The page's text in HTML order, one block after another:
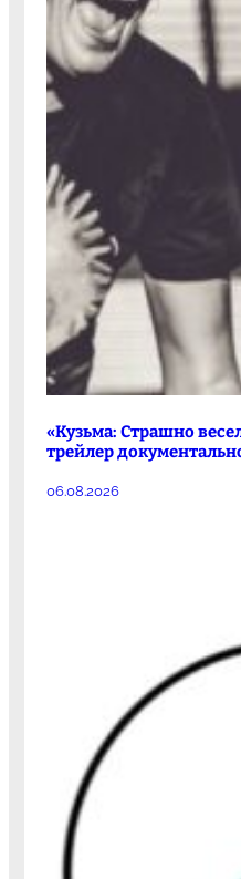
«Кузьма: Страшно
трейлер
06.08.2026